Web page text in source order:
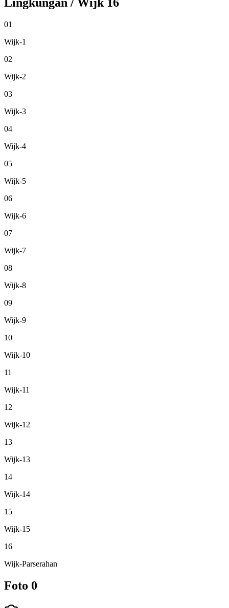
Lingkungan / Wijk 16
01
Wijk-1
02
Wijk-2
03
Wijk-3
04
Wijk-4
05
Wijk-5
06
Wijk-6
07
Wijk-7
08
Wijk-8
09
Wijk-9
10
Wijk-10
11
Wijk-11
12
Wijk-12
13
Wijk-13
14
Wijk-14
15
Wijk-15
16
Wijk-Parserahan
Foto 0